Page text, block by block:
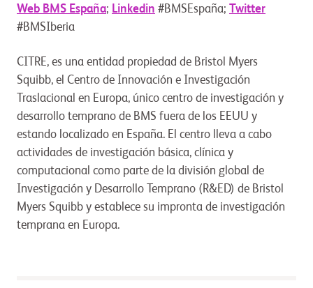
Web BMS España; Linkedin #BMSEspaña;
Twitter
#BMSIberia
CITRE, es una entidad propiedad de Bristol Myers
Squibb, el Centro de Innovación e Investigación
Traslacional en Europa, único centro de investigación y
desarrollo temprano de BMS fuera de los EEUU y
estando localizado en España. El centro lleva a cabo
actividades de investigación básica, clínica y
computacional como parte de la división global de
Investigación y Desarrollo Temprano (R&ED) de Bristol
Myers Squibb y establece su impronta de investigación
temprana en Europa.